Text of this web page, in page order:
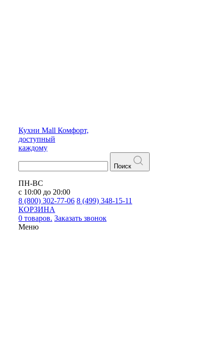
Кухни Mall Комфорт,
доступный
каждому
Поиск
ПН-ВС
с 10:00 до 20:00
8 (800) 302-77-06 8 (499) 348-15-11
КОРЗИНА
0 товаров. Заказать звонок
Меню